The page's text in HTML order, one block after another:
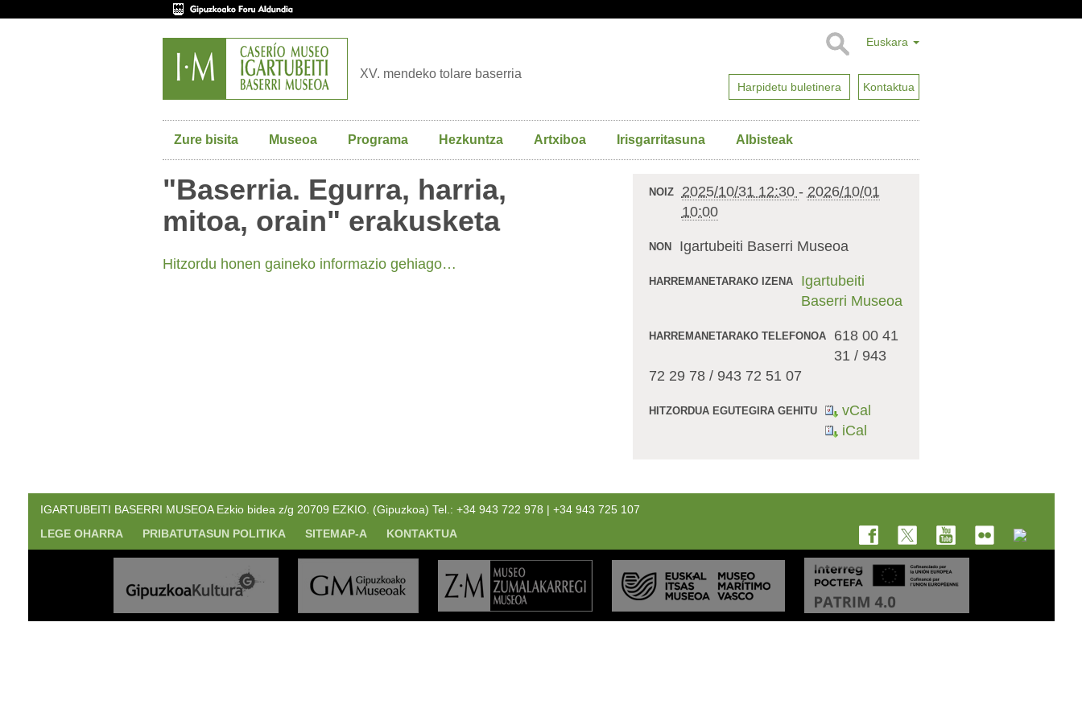
Euskara
Harpidetu buletinera Kontaktua
XV. mendeko tolare baserria
Zure bisita Museoa Programa Hezkuntza Artxiboa Irisgarritasuna Albisteak
"Baserria. Egurra, harria,
mitoa, orain" erakusketa
Hitzordu honen gaineko informazio gehiago…
NOIZ 2025/10/31 12:30 - 2026/10/01
10:00
NON Igartubeiti Baserri Museoa
HARREMANETARAKO IZENA
Igartubeiti
Baserri Museoa
HARREMANETARAKO TELEFONOA
618 00 41
31 / 943
72 29 78 / 943 72 51 07
HITZORDUA EGUTEGIRA GEHITU
vCal
iCal
IGARTUBEITI BASERRI MUSEOA Ezkio bidea z/g 20709 EZKIO. (Gipuzkoa) Tel.: +34 943 722 978 | +34 943 725 107
LEGE OHARRA
PRIBATUTASUN POLITIKA SITEMAP-A KONTAKTUA